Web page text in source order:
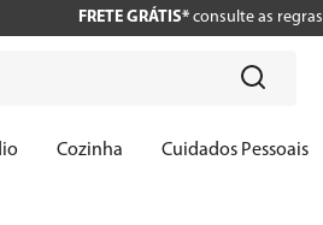
FRETE GRÁTIS*consulte as regras
Cozinha Cuidados Pessoais